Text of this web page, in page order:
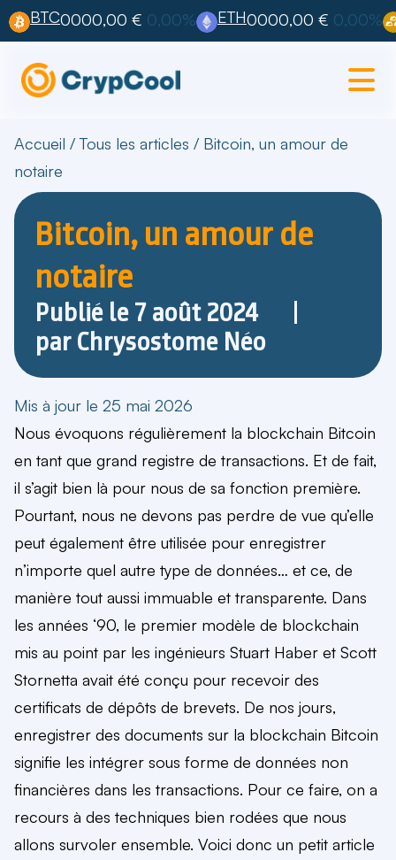
BTC0000,00 € 0,00% ETH0000,00 € 0,00%
Accueil /Tous les articles / Bitcoin, un amour de
notaire
Bitcoin, un amour de
notaire
Publié le7 août 2024
parChrysostome Néo
Mis à jour le 25 mai 2026
Nous évoquons régulièrement la blockchain Bitcoin
en tant que grand registre de transactions. Et de fait,
il s’agit bien là pour nous de sa fonction première.
Pourtant, nous ne devons pas perdre de vue qu’elle
peut également être utilisée pour enregistrer
n’importe quel autre type de données… et ce, de
manière tout aussi immuable et transparente. Dans
les années ‘90, le premier modèle de blockchain
mis au point par les ingénieurs Stuart Haber et Scott
Stornetta avait été conçu pour recevoir des
certificats de dépôts de brevets. De nos jours,
enregistrer des documents sur la blockchain Bitcoin
signifie les intégrer sous forme de données non
financières dans les transactions. Pour ce faire, on a
recours à des techniques bien rodées que nous
allons survoler ensemble. Voici donc un petit article